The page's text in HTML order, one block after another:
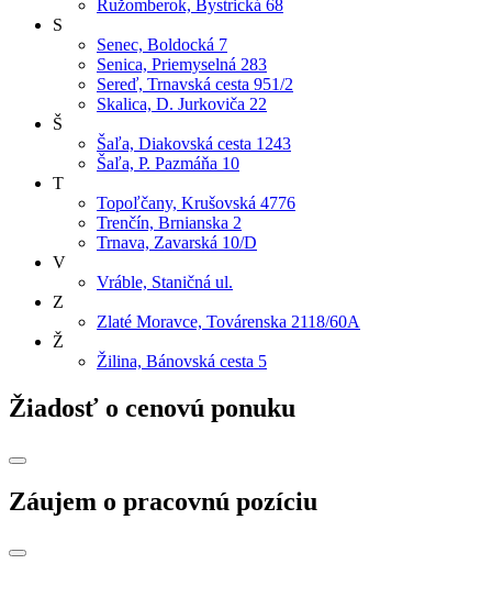
Ružomberok, Bystrická 68
S
Senec, Boldocká 7
Senica, Priemyselná 283
Sereď, Trnavská cesta 951/2
Skalica, D. Jurkoviča 22
Š
Šaľa, Diakovská cesta 1243
Šaľa, P. Pazmáňa 10
T
Topoľčany, Krušovská 4776
Trenčín, Brnianska 2
Trnava, Zavarská 10/D
V
Vráble, Staničná ul.
Z
Zlaté Moravce, Továrenska 2118/60A
Ž
Žilina, Bánovská cesta 5
Žiadosť o cenovú ponuku
Záujem o pracovnú pozíciu